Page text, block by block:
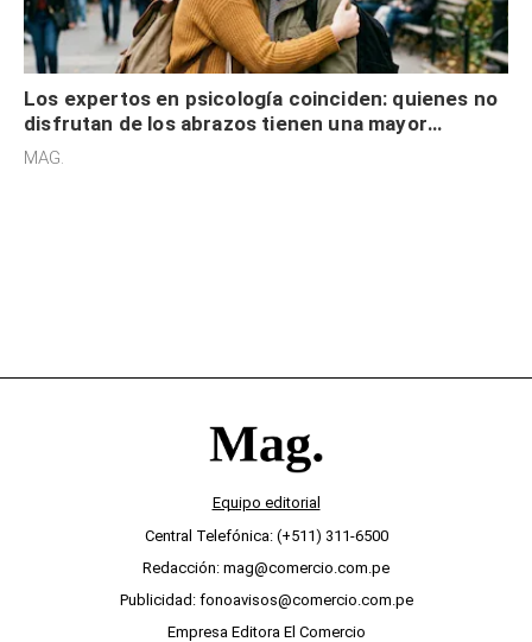
Los expertos en psicología coinciden: quienes no
disfrutan de los abrazos tienen una mayor
sensibilidad a los estímulos físicos y no es por
MAG.
Equipo editorial
Central Telefónica: (+511) 311-6500
Redacción: mag@comercio.com.pe
Publicidad: fonoavisos@comercio.com.pe
Empresa Editora El Comercio